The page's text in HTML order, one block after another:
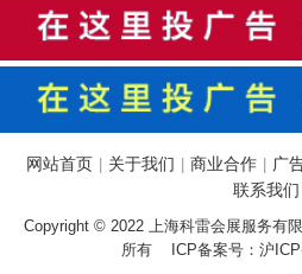
网站首页 关于我们 商业合作 广
联系我们
Copyright © 2022 上海科雷会展服务有
所有 ICP备案号： 沪